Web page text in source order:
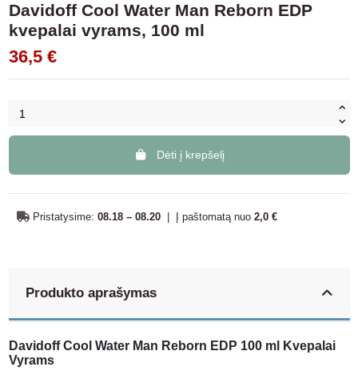
Davidoff Cool Water Man Reborn EDP
kvepalai vyrams, 100 ml
36,5 €
Dėti į krepšelį
Pristatysime: 08.18 – 08.20 | Į paštomatą nuo 2,0 €
Produkto aprašymas
Davidoff Cool Water Man Reborn EDP 100 ml Kvepalai
Vyrams